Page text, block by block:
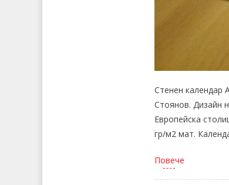
Стенен календар
Стоянов. Дизайн
Европейска
гр/м2 мат.
Повече